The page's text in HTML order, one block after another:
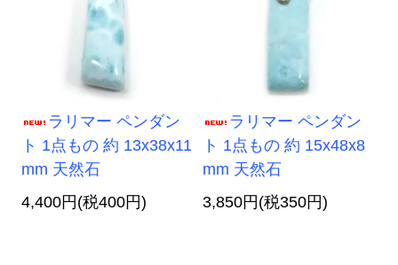
ラリマー ペンダン
ト 1点もの 約 13x38x11
mm 天然石
4,400円(税400円)
ラリマー ペンダン
ト 1点もの 約 15x48x8
mm 天然石
3,850円(税350円)